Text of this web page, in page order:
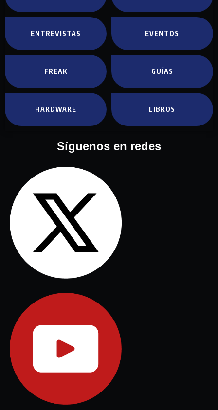
ENTREVISTAS EVENTOS
FREAK GUÍAS
HARDWARE LIBROS
Síguenos en redes